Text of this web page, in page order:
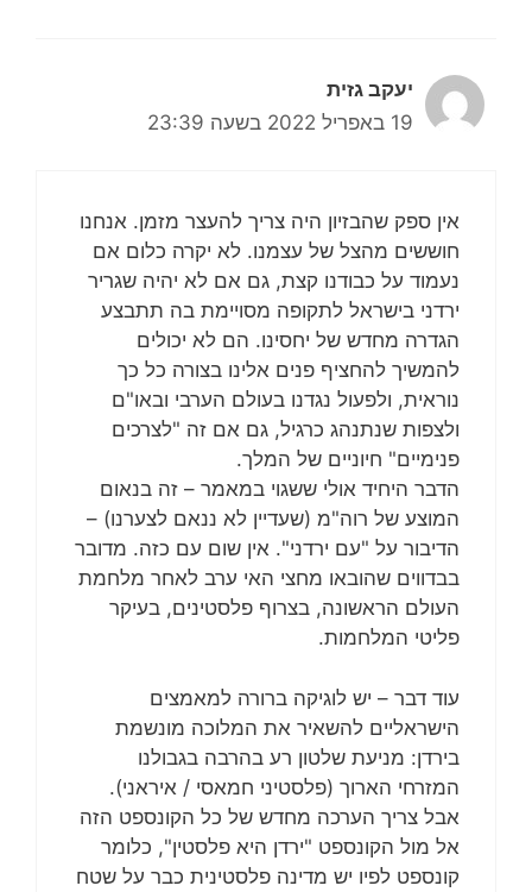
יעקב גזית
19 באפריל 2022 בשעה 23:39
אין ספק שהבזיון היה צריך להעצר מזמן. אנחנו
חוששים מהצל של עצמנו. לא יקרה כלום אם
נעמוד על כבודנו קצת, גם אם לא יהיה שגריר
ירדני בישראל לתקופה מסויימת בה תתבצע
הגדרה מחדש של יחסינו. הם לא יכולים
להמשיך להחציף פנים אלינו בצורה כל כך
נוראית, ולפעול נגדנו בעולם הערבי ובאו"ם
ולצפות שנתנהג כרגיל, גם אם זה "לצרכים
פנימיים" חיוניים של המלך.
הדבר היחיד אולי ששגוי במאמר – זה בנאום
המוצע של רוה"מ (שעדיין לא ננאם לצערנו) –
הדיבור על "עם ירדני". אין שום עם כזה. מדובר
בבדווים שהובאו מחצי האי ערב לאחר מלחמת
העולם הראשונה, בצרוף פלסטינים, בעיקר
פליטי המלחמות.
עוד דבר – יש לוגיקה ברורה למאמצים
הישראליים להשאיר את המלוכה מונשמת
בירדן: מניעת שלטון רע בהרבה בגבולנו
המזרחי הארוך (פלסטיני חמאסי / איראני).
אבל צריך הערכה מחדש של כל הקונספט הזה
אל מול הקונספט "ירדן היא פלסטין", כלומר
קונספט לפיו יש מדינה פלסטינית כבר על שטח